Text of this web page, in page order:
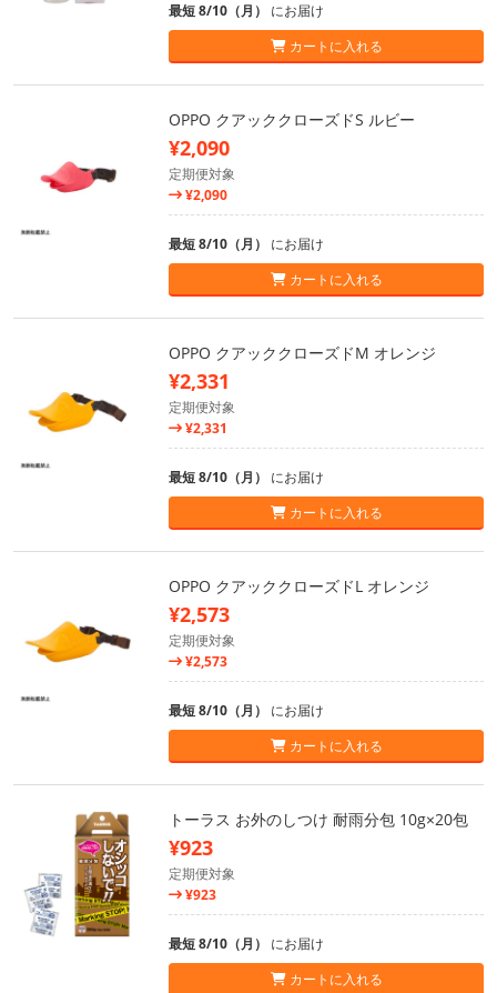
最短 8/10（月） にお届け
カートに入れる
OPPO クアッククローズドS ルビー
¥2,090
定期便対象
¥2,090
最短 8/10（月） にお届け
カートに入れる
OPPO クアッククローズドM オレンジ
¥2,331
定期便対象
¥2,331
最短 8/10（月） にお届け
カートに入れる
OPPO クアッククローズドL オレンジ
¥2,573
定期便対象
¥2,573
最短 8/10（月） にお届け
カートに入れる
トーラス お外のしつけ 耐雨分包 10g×20包
¥923
定期便対象
¥923
最短 8/10（月） にお届け
カートに入れる